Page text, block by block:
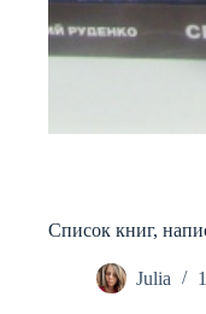
Список книг,
Julia